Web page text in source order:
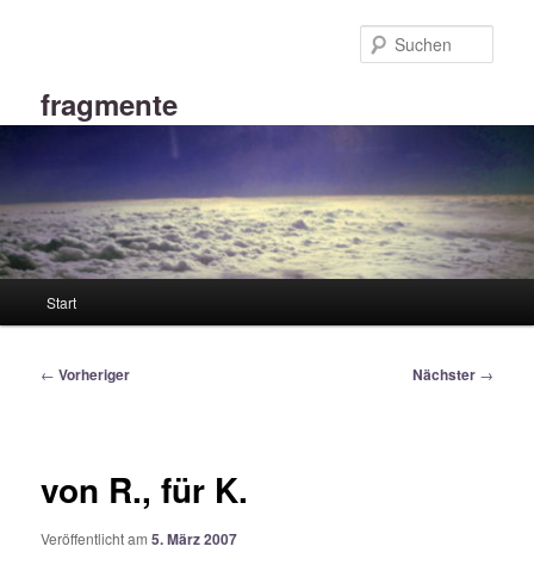
fragmente
Start
Beitragsnavigation
← Vorheriger Nächster →
von R., für K.
Veröffentlicht am5. März 2007